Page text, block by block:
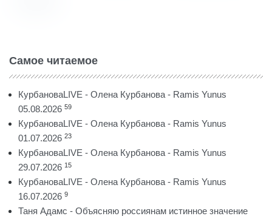
Самое читаемое
КурбановаLIVE - Олена Курбанова - Ramis Yunus
05.08.2026 59
КурбановаLIVE - Олена Курбанова - Ramis Yunus
01.07.2026 23
КурбановаLIVE - Олена Курбанова - Ramis Yunus
29.07.2026 15
КурбановаLIVE - Олена Курбанова - Ramis Yunus
16.07.2026 9
Таня Адамс - Объясняю россиянам истинное значение